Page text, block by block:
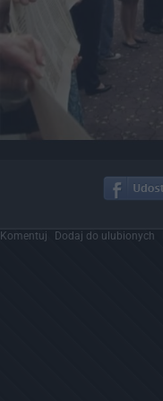
Komentuj Dodaj do ulubionych